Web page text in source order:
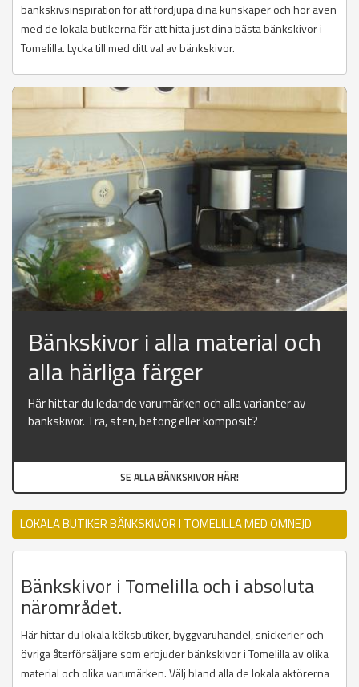
bänkskivsinspiration för att fördjupa dina kunskaper och hör även
med de lokala butikerna för att hitta just dina bästa bänkskivor i
Tomelilla. Lycka till med ditt val av bänkskivor.
Bänkskivor i alla material och
alla härliga färger
Här hittar du ledande varumärken och alla varianter av
bänkskivor. Trä, sten, betong eller komposit?
SE ALLA BÄNKSKIVOR HÄR!
LOKALA BUTIKER BÄNKSKIVOR I TOMELILLA MED OMNEJD
Bänkskivor i Tomelilla och i absoluta
närområdet.
Här hittar du lokala köksbutiker, byggvaruhandel, snickerier och
övriga återförsäljare som erbjuder bänkskivor i Tomelilla av olika
material och olika varumärken. Välj bland alla de lokala aktörerna